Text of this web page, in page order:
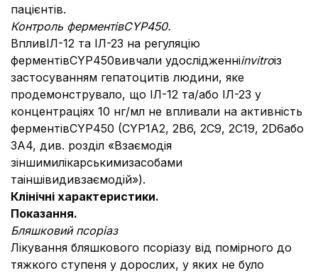
пацієнтів.
Контроль ферментівCYP450.
ВпливІЛ-12 та ІЛ-23 на регуляцію
ферментівCYP450вивчали удослідженніinvitroіз
застосуванням гепатоцитів людини, яке
продемонструвало, що ІЛ-12 та/або ІЛ-23 у
концентраціях 10 нг/мл не впливали на активність
ферментівCYP450 (CYP1A2, 2B6, 2C9, 2C19, 2D6або
3А4, див. розділ «Взаємодія
зіншимилікарськимизасобами
таіншівидивзаємодій»).
Клінічні характеристики.
Показання.
Бляшковий псоріаз
Лікування бляшкового псоріазу від помірного до
тяжкого ступеня у дорослих, у яких не було